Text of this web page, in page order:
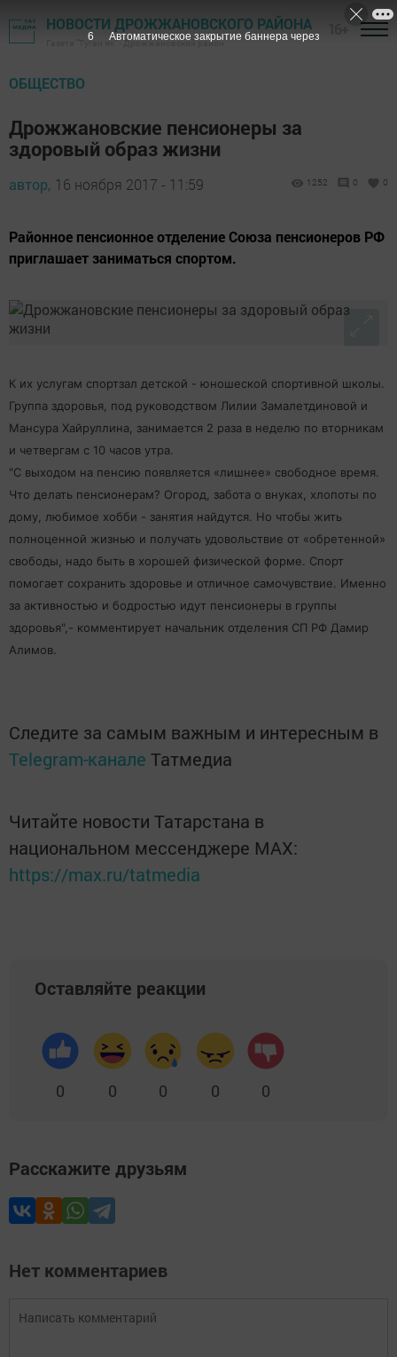
НОВОСТИ ДРОЖЖАНОВСКОГО РАЙОНА
Газета "Туган як" - Дрожжановский район
ОБЩЕСТВО
Дрожжановские пенсионеры за
здоровый образ жизни
автор, 16 ноября 2017 - 11:59 1252 0 0
Районное пенсионное отделение Союза пенсионеров РФ
приглашает заниматься спортом.
К их услугам спортзал детской - юношеской спортивной школы.
Группа здоровья, под руководством Лилии Замалетдиновой и
Мансура Хайруллина, занимается 2 раза в неделю по вторникам
и четвергам с 10 часов утра.
"С выходом на пенсию появляется «лишнее» свободное время.
Что делать пенсионерам? Огород, забота о внуках, хлопоты по
дому, любимое хобби - занятия найдутся. Но чтобы жить
полноценной жизнью и получать удовольствие от «обретенной»
свободы, надо быть в хорошей физической форме. Спорт
помогает сохранить здоровье и отличное самочувствие. Именно
за активностью и бодростью идут пенсионеры в группы
здоровья",- комментирует начальник отделения СП РФ Дамир
Алимов.
Следите за самым важным и интересным в
Telegram-канале Татмедиа
Читайте новости Татарстана в
национальном мессенджере MАХ:
https://max.ru/tatmedia
Оставляйте реакции
0 0 0 0 0
Расскажите друзьям
Нет комментариев
5 Автоматическое закрытие баннера через